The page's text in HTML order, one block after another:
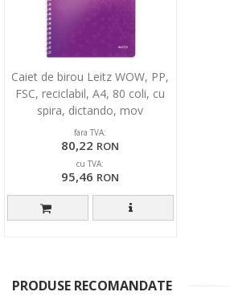
Caiet de birou Leitz WOW, PP,
FSC, reciclabil, A4, 80 coli, cu
spira, dictando, mov
fara TVA:
80,22 RON
cu TVA:
95,46 RON
PRODUSE RECOMANDATE